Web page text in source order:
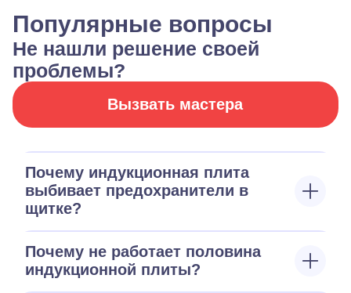
Популярные вопросы
Не нашли решение своей
проблемы?
Вызвать мастера
Почему индукционная плита
выбивает предохранители в
щитке?
Почему не работает половина
индукционной плиты?